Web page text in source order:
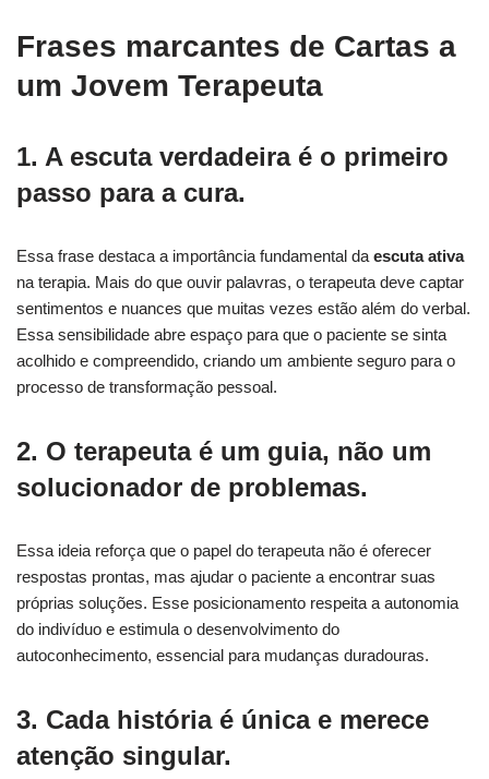
Frases marcantes de Cartas a
um Jovem Terapeuta
1. A escuta verdadeira é o primeiro
passo para a cura.
Essa frase destaca a importância fundamental da escuta ativa
na terapia. Mais do que ouvir palavras, o terapeuta deve captar
sentimentos e nuances que muitas vezes estão além do verbal.
Essa sensibilidade abre espaço para que o paciente se sinta
acolhido e compreendido, criando um ambiente seguro para o
processo de transformação pessoal.
2. O terapeuta é um guia, não um
solucionador de problemas.
Essa ideia reforça que o papel do terapeuta não é oferecer
respostas prontas, mas ajudar o paciente a encontrar suas
próprias soluções. Esse posicionamento respeita a autonomia
do indivíduo e estimula o desenvolvimento do
autoconhecimento, essencial para mudanças duradouras.
3. Cada história é única e merece
atenção singular.